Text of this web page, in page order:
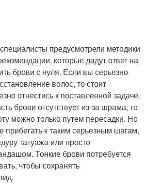
предусмотрели методики
которые дадут ответ на
брови с нуля. Если вы серьезно
волос, то стоит
отнестись к поставленной задаче.
брови отсутствует из-за шрама, то
можно только путем пересадки. Но
прибегать к таким серьезным шагам,
татуажа или просто
Тонкие брови потребуется
чтобы сохранять